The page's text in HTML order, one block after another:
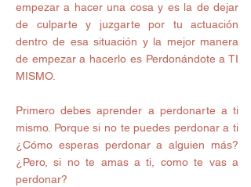
empezar a hacer una cosa y es la de dejar
de culparte y juzgarte por tu actuación
dentro de esa situación y la mejor manera
de empezar a hacerlo es Perdonándote a TI
MISMO.
Primero debes aprender a perdonarte a ti
mismo. Porque si no te puedes perdonar a ti
¿Cómo esperas perdonar a alguien más?
¿Pero, si no te amas a ti, como te vas a
perdonar?